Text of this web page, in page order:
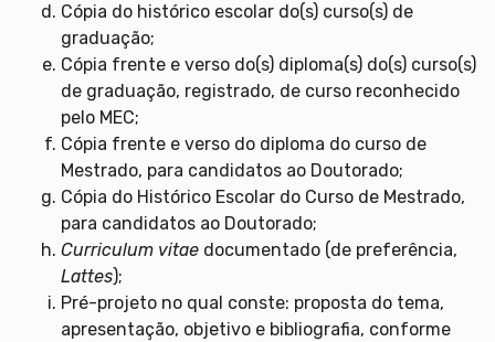
Cópia do histórico escolar do(s) curso(s) de
graduação;
Cópia frente e verso do(s) diploma(s) do(s) curso(s)
de graduação, registrado, de curso reconhecido
pelo MEC;
Cópia frente e verso do diploma do curso de
Mestrado, para candidatos ao Doutorado;
Cópia do Histórico Escolar do Curso de Mestrado,
para candidatos ao Doutorado;
Curriculum vitae documentado (de preferência,
Lattes);
Pré-projeto no qual conste: proposta do tema,
apresentação, objetivo e bibliografia, conforme